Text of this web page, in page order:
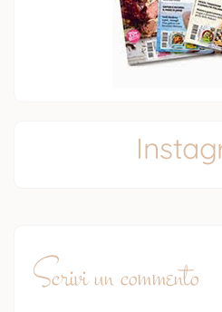
Scrivi un commento